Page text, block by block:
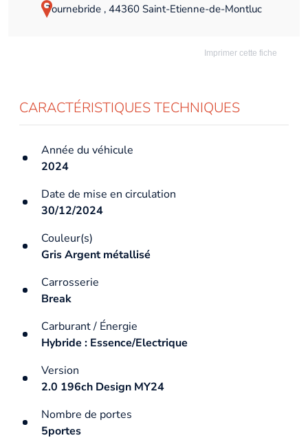
Tournebride , 44360 Saint-Etienne-de-Montluc
Imprimer cette fiche
CARACTÉRISTIQUES TECHNIQUES
Année du véhicule
2024
Date de mise en circulation
30/12/2024
Couleur(s)
Gris Argent métallisé
Carrosserie
Break
Carburant / Énergie
Hybride : Essence/Electrique
Version
2.0 196ch Design MY24
Nombre de portes
5portes